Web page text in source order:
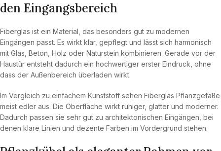
den Eingangsbereich
Fiberglas ist ein Material, das besonders gut zu modernen
Eingängen passt. Es wirkt klar, gepflegt und lässt sich harmonisch
mit Glas, Beton, Holz oder Naturstein kombinieren. Gerade vor der
Haustür entsteht dadurch ein hochwertiger erster Eindruck, ohne
dass der Außenbereich überladen wirkt.
Im Vergleich zu einfachem Kunststoff sehen Fiberglas Pflanzgefäße
meist edler aus. Die Oberfläche wirkt ruhiger, glatter und moderner.
Dadurch passen sie sehr gut zu architektonischen Eingängen, bei
denen klare Linien und dezente Farben im Vordergrund stehen.